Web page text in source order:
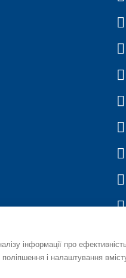
інформації про
і налаштування